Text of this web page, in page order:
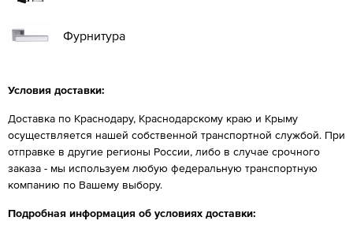
Фурнитура
Условия доставки:
Доставка по Краснодару, Краснодарскому краю и Крыму
осуществляется нашей собственной транспортной службой. При
отправке в другие регионы России, либо в случае срочного
заказа - мы используем любую федеральную транспортную
компанию по Вашему выбору.
Подробная информация об условиях доставки: